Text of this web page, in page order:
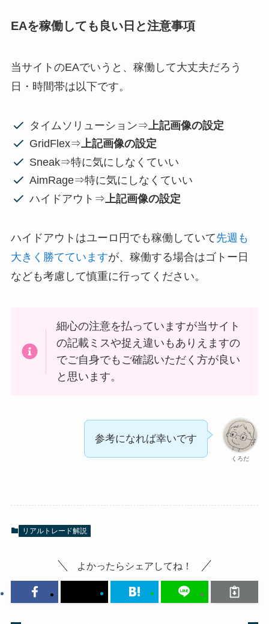
EAを稼働しても良い日と注意事項
当サイトのEAでいうと、稼働して大丈夫だろう
日・時間帯は以下です。
タイムソリューション⇒ 上記画像の設定
GridFlex⇒上記画像の設定
Sneak⇒特に気にしなくていい
AimRage⇒特に気にしなくていい
ハイドアウト⇒ 上記画像の設定
ハイドアウトはユーロ円でも稼働していて先週も
大きく勝てていますが、稼働する場合はゴトー日
なども考慮して慎重に行ってください。
細心の注意を払っていますが当サイト
の記載ミスや捉え違いもありえますの
でご自身でもご確認いただく方が良い
と思います。
くろだ
参考になれば幸いです
リアルトレード解説
よかったらシェアしてね！